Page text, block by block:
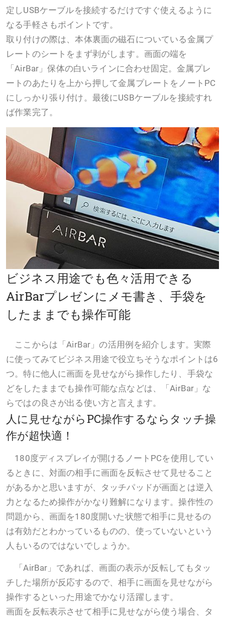
定しUSBケーブルを接続するだけですぐ使えるように
なる手軽さもポイントです。
取り付けの際は、本体裏面の磁石についている金属プ
レートのシートをまず剥がします。画面の端を
「AirBar」保体の白いラインに合わせ固定。金属プレ
ートのあたりを上から押して金属プレートをノートPC
にしっかり張り付け。最後にUSBケーブルを接続すれ
ば作業完了。
ビジネス用途でも色々活用できる
AirBarプレゼンにメモ書き、手袋を
したままでも操作可能
ここからは「AirBar」の活用例を紹介します。実際
に使ってみてビジネス用途で役立ちそうなポイントは6
つ。特に他人に画面を見せながら操作したり、手袋な
どをしたままでも操作可能な点などは、「AirBar」な
らではの良さが出る使い方と言えます。
人に見せながらPC操作するならタッチ操
作が超快適！
180度ディスプレイが開けるノートPCを使用してい
るときに、対面の相手に画面を反転させて見せること
があるかと思いますが、タッチパッドが画面とは逆入
力となるため操作がかなり難解になります。操作性の
問題から、画面を180度開いた状態で相手に見せるの
は有効だとわかっているものの、使っていないという
人もいるのではないでしょうか。
「AirBar」であれば、画面の表示が反転してもタッ
チした場所が反応するので、相手に画面を見せながら
操作するといった用途でかなり活躍します。
画面を反転表示させて相手に見せながら使う場合、タ